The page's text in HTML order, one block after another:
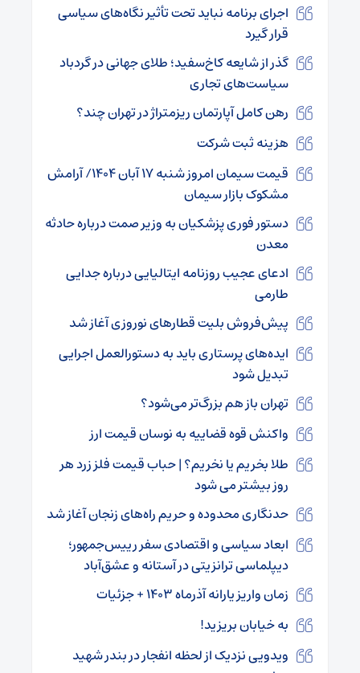
اجرای برنامه نباید تحت تأثیر نگاه‌های سیاسی
قرار گیرد
گذر از شایعه کاخ‌سفید؛ طلای جهانی در گردباد
سیاست‌های تجاری
رهن کامل آپارتمان ریزمتراژ در تهران چند؟
هزینه ثبت شرکت
قیمت سیمان امروز شنبه ۱۷ آبان ۱۴۰۴/ آرامش
مشکوک بازار سیمان
دستور فوری پزشکیان به وزیر صمت درباره حادثه
معدن
ادعای عجیب روزنامه ایتالیایی درباره جدایی
طارمی
پیش‌فروش بلیت قطارهای نوروزی آغاز شد
ایده‌های پرستاری باید به دستورالعمل اجرایی
تبدیل شود
تهران باز هم بزرگ‌تر می‌شود؟
واکنش قوه قضاییه به نوسان قیمت ارز
طلا بخریم یا نخریم؟ | حباب قیمت فلز زرد هر
روز بیشتر می شود
حدنگاری محدوده و حریم راه‌های زنجان آغاز شد
ابعاد سیاسی و اقتصادی سفر رییس‌جمهور؛
دیپلماسی ترانزیتی در آستانه و عشق‌آباد
زمان واریز یارانه آذرماه ۱۴۰۳ + جزئیات
به خیابان بریزید!
ویدویی نزدیک از لحظه انفجار در بندر شهید